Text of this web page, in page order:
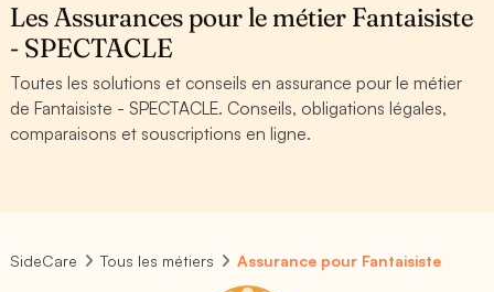
Les Assurances pour le métier Fantaisiste
- SPECTACLE
Toutes les solutions et conseils en assurance pour le métier
de Fantaisiste - SPECTACLE. Conseils, obligations légales,
comparaisons et souscriptions en ligne.
SideCare Tous les métiers Assurance pour Fantaisiste